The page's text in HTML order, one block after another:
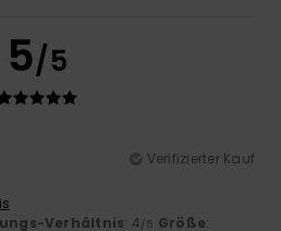
5/5
Verifizierter Kauf
Verhältnis: 4/5 Größe: